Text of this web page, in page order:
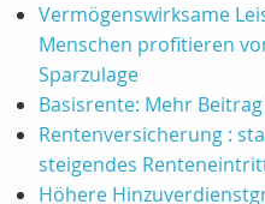
Vermögenswirksame
Menschen profitieren
Sparzulage
Basisrente: Mehr
Rentenversicherung :
steigendes
Höhere